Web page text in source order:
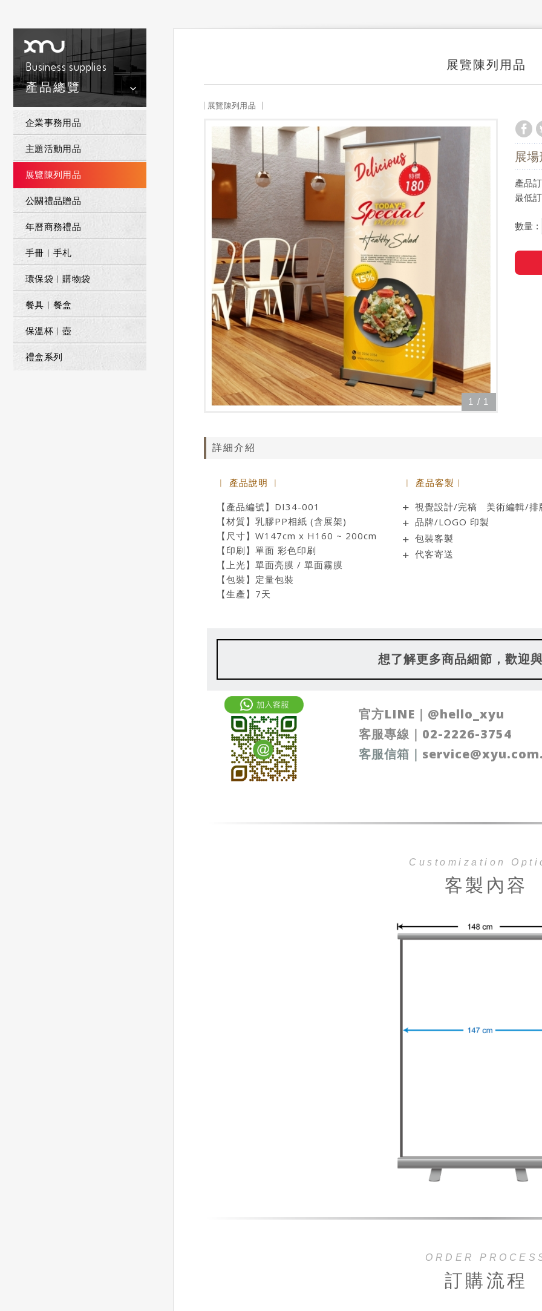
Business supplies
產品總覽
企業事務用品
主題活動用品
展覽陳列用品
公關禮品贈品
年曆商務禮品
手冊︱手札
環保袋︱購物袋
餐具︱餐盒
保溫杯︱壺
禮盒系列
展覽陳列用品
展覽陳列用品
展
產品
最低
數量 :
1 / 1
詳細介紹
︱ 產品說明 ︱
【產品編號】DI34-001
【材質】乳膠PP相紙 (含展架)
【尺寸】W147cm x H160 ~ 200cm
【印刷】單面 彩色印刷
【上光】單面亮膜 / 單面霧膜
【包裝】定量包裝
【生產】7天
︱ 產品客製︱
視覺設計/完稿 美術編輯/排
品牌/LOGO 印製
包裝客製
代客寄送
想了解更多商品細節，歡迎
官方LINE｜ @hello_xyu
客服專線｜ 02-2226-3754
客服信箱 ｜
Customization
客製內容
ORDER
訂購流程